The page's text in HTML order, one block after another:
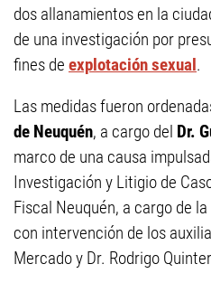
dos allanamientos en la
de una investigación por
fines de explotación sexual.
Las medidas fueron
de Neuquén, a cargo del Dr.
marco de una causa
Investigación y Litigio de
Fiscal Neuquén, a cargo de
con intervención de los
Mercado y Dr. Rodrigo